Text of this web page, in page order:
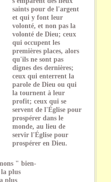
saints pour de l'argent
et qui y font leur
volonté, et non pas la
volonté de Dieu; ceux
qui occupent les
premières places, alors
qu'ils ne sont pas
dignes des dernières;
ceux qui enterrent la
parole de Dieu ou qui
la tournent à leur
profit; ceux qui se
servent de l'Église pour
prospérer dans le
monde, au lieu de
servir l'Église pour
prospérer en Dieu.
" bien-
plus
plus